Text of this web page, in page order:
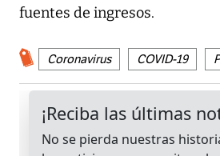
fuentes de ingresos.
Coronavirus COVID-19